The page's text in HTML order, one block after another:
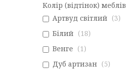
Колір (відтінок) меблів
Артвуд світлий
3
Білий
18
Венге
1
Дуб артизан
5